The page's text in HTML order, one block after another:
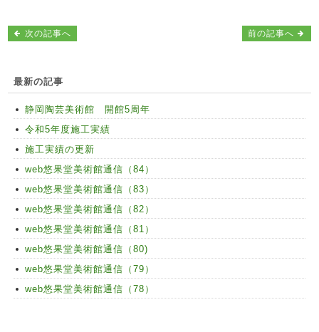
前の記事へ
次の記事へ
最新の記事
静岡陶芸美術館 開館5周年
令和5年度施工実績
施工実績の更新
web悠果堂美術館通信（84）
web悠果堂美術館通信（83）
web悠果堂美術館通信（82）
web悠果堂美術館通信（81）
web悠果堂美術館通信（80)
web悠果堂美術館通信（79）
web悠果堂美術館通信（78）